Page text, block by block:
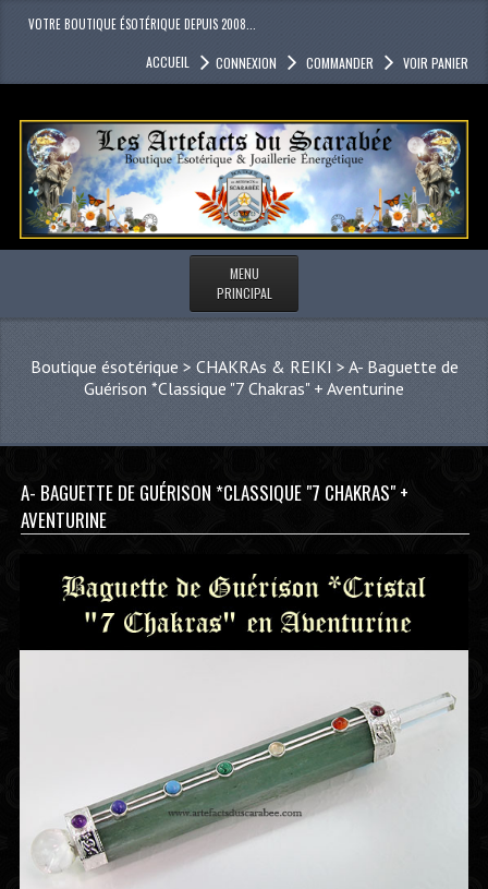
VOTRE BOUTIQUE ÉSOTÉRIQUE DEPUIS 2008...
ACCUEIL CONNEXION COMMANDER VOIR PANIER
MENU
PRINCIPAL
Boutique ésotérique > CHAKRAs & REIKI > A- Baguette de
Guérison *Classique "7 Chakras" + Aventurine
A- BAGUETTE DE GUÉRISON *CLASSIQUE "7 CHAKRAS" +
AVENTURINE